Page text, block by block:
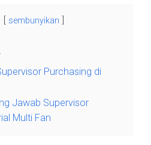
sembunyikan
Purchasing di
Jawab Supervisor
Multi Fan